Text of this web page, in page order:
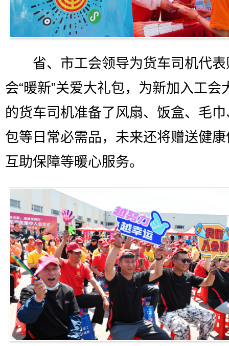
省、市工会领导为货车司机代表
会“暖新”关爱大礼包，为新加入工会
的货车司机准备了风扇、饭盒、毛
包等日常必需品，未来还将赠送健
互助保障等暖心服务。